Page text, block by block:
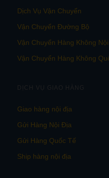
Dịch Vụ Vận Chuyển
Vận Chuyển Đường Bộ
Vận Chuyển Hàng Không
Vận Chuyển Hàng Không
DỊCH VỤ GIAO HÀNG
Giao hàng nội địa
Gửi Hàng Nội Địa
Gửi Hàng Quốc Tế
Ship hàng nội địa